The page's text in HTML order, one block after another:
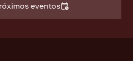
eventos